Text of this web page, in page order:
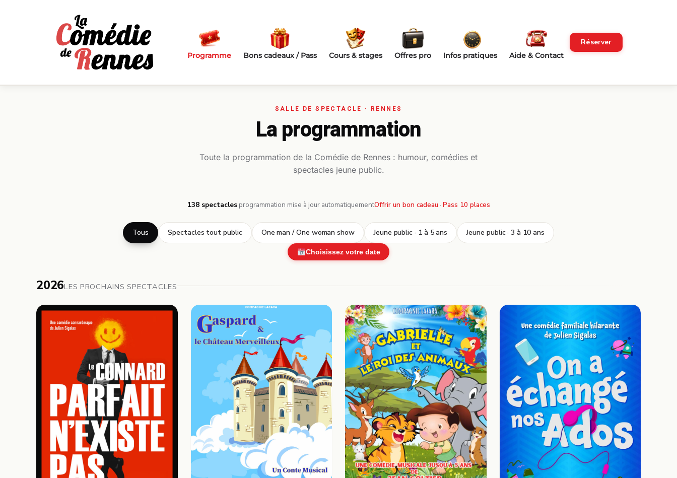
Passer au contenu principal
Programme Bons cadeaux / Pass Cours & stages Offres pro Infos pratiques Aide & Contact
Réserver
La programmation
Toute la programmation de la Comédie de Rennes : humour, comédies et
spectacles jeune public.
138 spectacles· programmation mise à jour automatiquementOffrir un bon cadeau · Pass 10 places
Tous Spectacles tout public One man / One woman show Jeune public · 1 à 5 ans Jeune public · 3 à 10 ans
Choisissez votre date
2026LES PROCHAINS SPECTACLES